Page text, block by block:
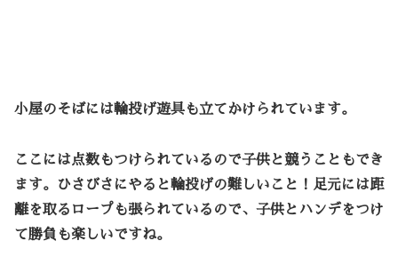
小屋のそばには輪投げ遊具も立てかけられています。
ここには点数もつけられているので子供と競うこともでき
ます。ひさびさにやると輪投げの難しいこと！足元には距
離を取るロープも張られているので、子供とハンデをつけ
て勝負も楽しいですね。